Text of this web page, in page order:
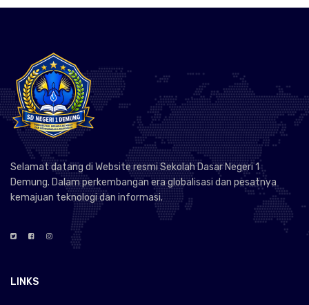
Selamat datang di Website resmi Sekolah Dasar Negeri 1
Demung. Dalam perkembangan era globalisasi dan pesatnya
kemajuan teknologi dan informasi.
LINKS